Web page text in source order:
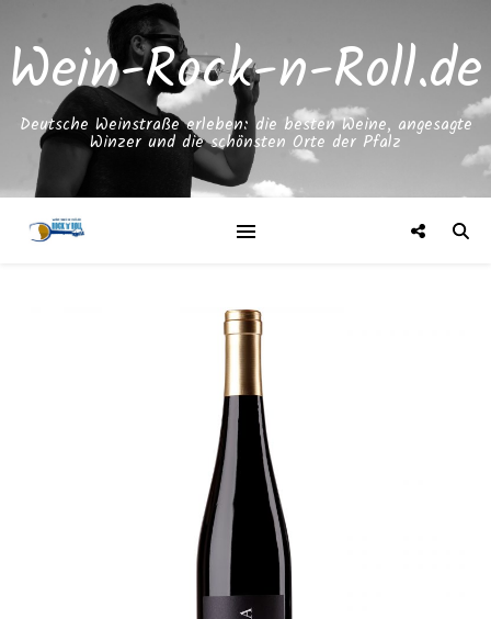
Wein-Rock-n-Roll.de
Deutsche Weinstraße erleben: die besten Weine, angesagte
Winzer und die schönsten Orte der Pfalz